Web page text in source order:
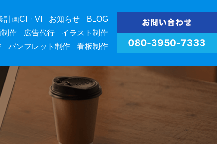
計画CI・VI お知らせ
BLOG
作 広告代行
イラスト制作
パンフレット制作 看板制作